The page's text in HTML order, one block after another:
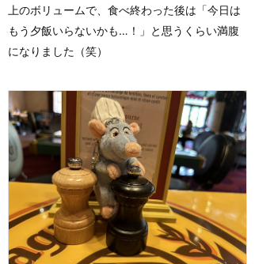
上のボリュームで、食べ終わった後は「今日は
もう夕飯いらないかも…！」と思うくらい満腹
になりました（笑）